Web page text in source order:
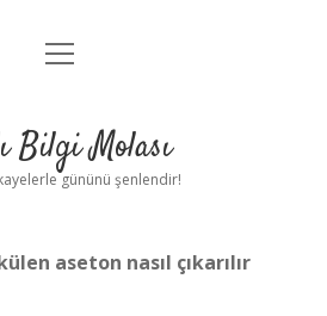
Anasayfa
Yasal Uyarı
menüyü
Bilgi Molası
gününü şenlendir!
aseton nasıl çıkarılır